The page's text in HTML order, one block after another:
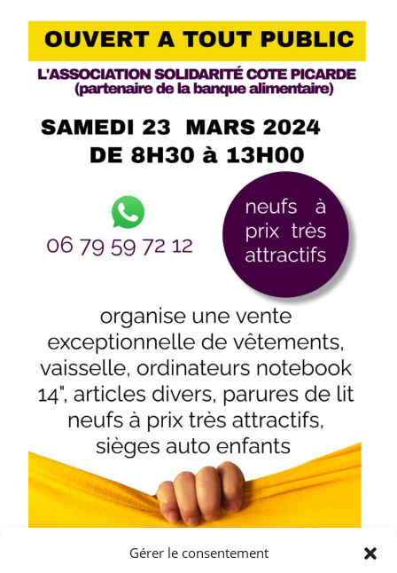
Gérer le consentement